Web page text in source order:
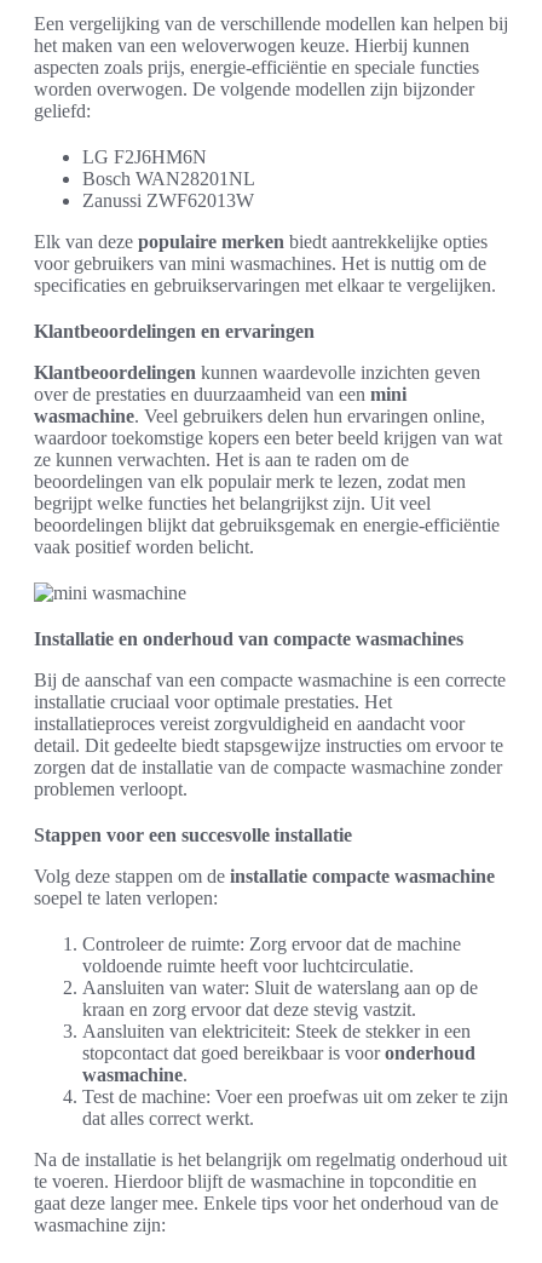
Een vergelijking van de verschillende modellen kan helpen bij
het maken van een weloverwogen keuze. Hierbij kunnen
aspecten zoals prijs, energie-efficiëntie en speciale functies
worden overwogen. De volgende modellen zijn bijzonder
geliefd:
LG F2J6HM6N
Bosch WAN28201NL
Zanussi ZWF62013W
Elk van deze populaire merken biedt aantrekkelijke opties
voor gebruikers van mini wasmachines. Het is nuttig om de
specificaties en gebruikservaringen met elkaar te vergelijken.
Klantbeoordelingen en ervaringen
Klantbeoordelingen kunnen waardevolle inzichten geven
over de prestaties en duurzaamheid van een mini
wasmachine. Veel gebruikers delen hun ervaringen online,
waardoor toekomstige kopers een beter beeld krijgen van wat
ze kunnen verwachten. Het is aan te raden om de
beoordelingen van elk populair merk te lezen, zodat men
begrijpt welke functies het belangrijkst zijn. Uit veel
beoordelingen blijkt dat gebruiksgemak en energie-efficiëntie
vaak positief worden belicht.
Installatie en onderhoud van compacte wasmachines
Bij de aanschaf van een compacte wasmachine is een correcte
installatie cruciaal voor optimale prestaties. Het
installatieproces vereist zorgvuldigheid en aandacht voor
detail. Dit gedeelte biedt stapsgewijze instructies om ervoor te
zorgen dat de installatie van de compacte wasmachine zonder
problemen verloopt.
Stappen voor een succesvolle installatie
Volg deze stappen om de installatie compacte wasmachine
soepel te laten verlopen:
Controleer de ruimte: Zorg ervoor dat de machine
voldoende ruimte heeft voor luchtcirculatie.
Aansluiten van water: Sluit de waterslang aan op de
kraan en zorg ervoor dat deze stevig vastzit.
Aansluiten van elektriciteit: Steek de stekker in een
stopcontact dat goed bereikbaar is vooronderhoud
wasmachine.
Test de machine: Voer een proefwas uit om zeker te zijn
dat alles correct werkt.
Na de installatie is het belangrijk om regelmatig onderhoud uit
te voeren. Hierdoor blijft de wasmachine in topconditie en
gaat deze langer mee. Enkele tips voor het onderhoud van de
wasmachine zijn: